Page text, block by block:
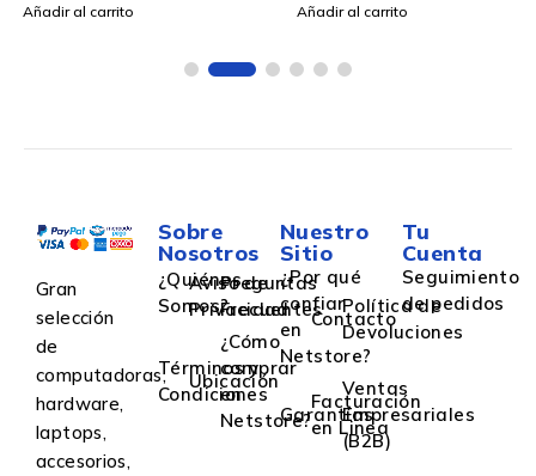
Añadir al carrito Añadir al carrito
Gran
selección
de
computadoras,
hardware,
laptops,
accesorios,
Sobre
Nosotros
¿Quiénes
Somos?
Aviso de
Privacidad
Preguntas
Frecuentes
Términos y
Condiciones
Ubicación
¿Cómo
comprar
en
Netstore?
Nuestro
Sitio
¿Por qué
confiar
en
Netstore?
Contacto
Política de
Devoluciones
Garantías
Facturación
en Linea
Ventas
Empresariales
(B2B)
Tu
Cuenta
Seguimiento
de pedidos